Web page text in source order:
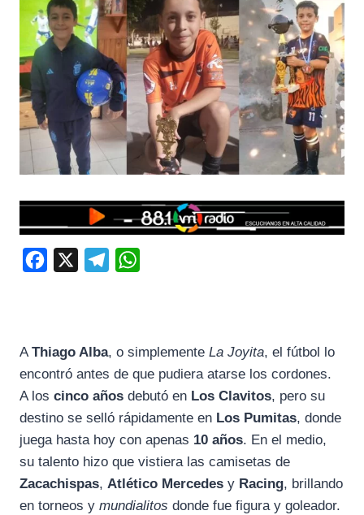
b
o
g
s
A
A Thiago Alba, o simplemente La Joyita, el fútbol lo
encontró antes de que pudiera atarse los cordones.
A los cinco años debutó en Los Clavitos, pero su
destino se selló rápidamente en Los Pumitas, donde
juega hasta hoy con apenas 10 años. En el medio,
su talento hizo que vistiera las camisetas de
Zacachispas, Atlético Mercedes y Racing, brillando
en torneos y mundialitos donde fue figura y goleador.